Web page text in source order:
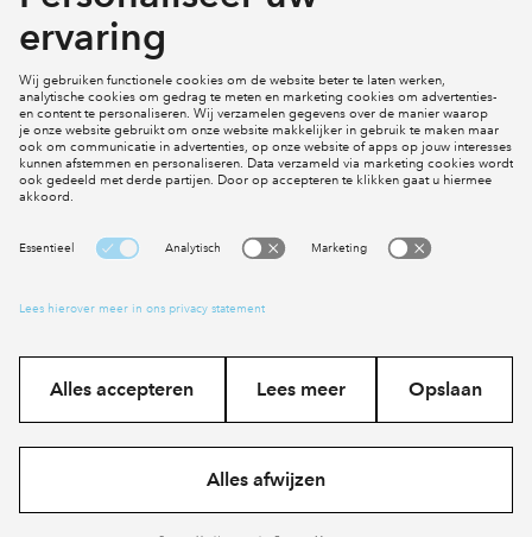
Mijn profiel
Social Media
Cookies
Privacy statement